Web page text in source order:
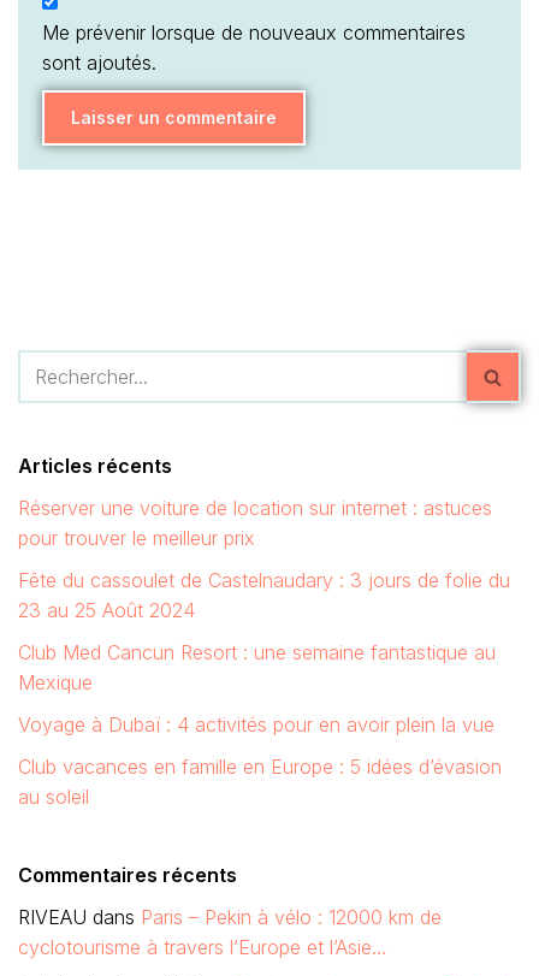
Me prévenir lorsque de nouveaux commentaires
sont ajoutés.
Articles récents
Réserver une voiture de location sur internet : astuces
pour trouver le meilleur prix
Fête du cassoulet de Castelnaudary : 3 jours de folie du
23 au 25 Août 2024
Club Med Cancun Resort : une semaine fantastique au
Mexique
Voyage à Dubaï : 4 activités pour en avoir plein la vue
Club vacances en famille en Europe : 5 idées d’évasion
au soleil
Commentaires récents
RIVEAU dans Paris – Pekin à vélo : 12000 km de
cyclotourisme à travers l’Europe et l’Asie…